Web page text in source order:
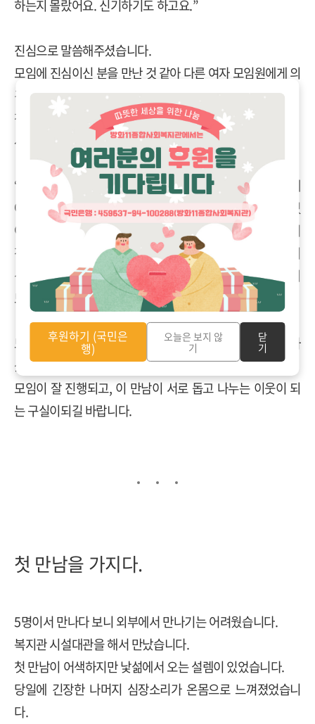
하는지 몰랐어요.신기하기도 하고요.”
진심으로 말씀해주셨습니다.
모임에 진심이신 분을 만난 것 같아 다른 여자 모임원에게 의
견을 여쭈었습니다.
찬성해주셨고
남자 두분도 함께 하게 되었습니다.
사람들이 모두 모이고 모임에 대해 말씀드렸습니다
“ 이렇게 공통 관심사인 책모임으로 동네에서 만나고
동네
에 아는 지인들이 생기고 같이 어울려 사는 모습을 바라고 있
어요
그래서 먼저 제안을 했습니다 .동네 이웃이 많아져서
정 붙이고 나누고 살아가는 우리가 되었으면 좋겠어요
모이
신 여러분 반갑습니다.이 모임을 주선한 사람으로 여러분의
모임이 잘 진행될 수 있도록 도울게요!”
모두 의미에 공감하시며 자신들에게 필요한 모임이라고 하
셨습니다.
모임이 잘 진행되고, 이 만남이 서로 돕고 나누는 이웃이 되
는 구실이되길 바랍니다.
첫 만남을 가지다.
5명이서 만나다 보니 외부에서 만나기는 어려웠습니다.
복지관 시설대관을 해서 만났습니다.
첫 만남이 어색하지만 낯섦에서 오는 설렘이 있었습니다.
당일에 긴장한 나머지 심장소리가 온몸으로 느껴졌었습니
다.
후원하기 (국민은
행)
오늘은 보지 않
기
닫
기